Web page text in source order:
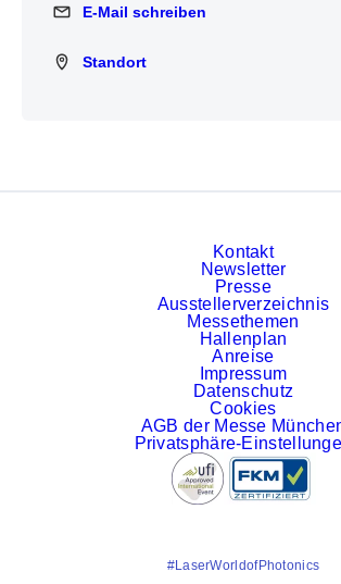
E-Mail schreiben
E-Mail schreiben
Standort
Standort
Kontakt
Newsletter
Presse
Ausstellerverzeichnis
Messethemen
Hallenplan
Anreise
Impressum
Datenschutz
Cookies
AGB der Messe
Privatsphäre-
#LaserWorldofPhotonics